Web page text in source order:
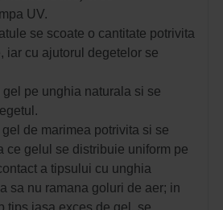
UV.
se scoate o cantitate potrivita
iar cu ajutorul degetelor se
pe unghia naturala si se
de marimea potrivita si se
ce gelul se distribuie uniform pe
a tipsului cu unghia
sa nu ramana goluri de aer; in